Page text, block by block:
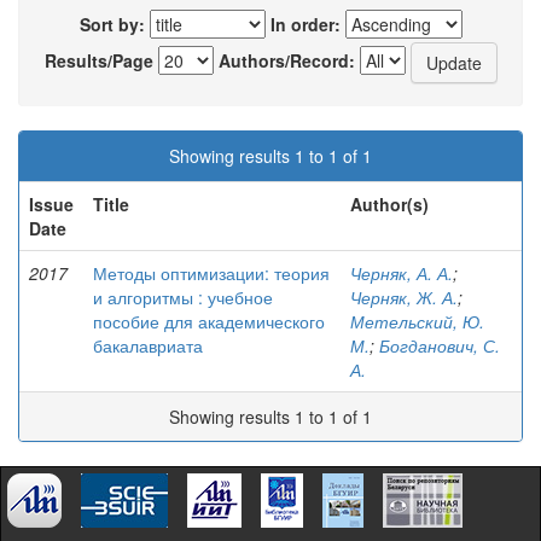
Sort by:
In order:
Results/Page
Authors/Record:
Showing results 1 to 1 of 1
Issue
Date
Title Author(s)
2017
Методы оптимизации: теория
и алгоритмы : учебное
пособие для академического
бакалавриата
Черняк, А. А.;
Черняк, Ж. А.;
Метельский, Ю.
М.; Богданович, С.
А.
Showing results 1 to 1 of 1